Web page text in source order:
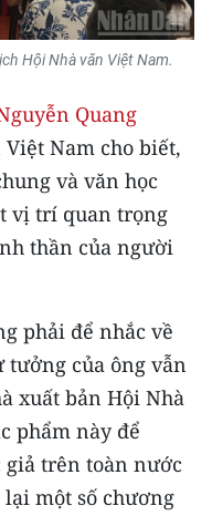
Hội Nhà văn Việt Nam.
Quang
Nam cho biết,
và văn học
vị trí quan trọng
thần của người
phải để nhắc về
tưởng của ông vẫn
xuất bản Hội Nhà
phẩm này để
giả trên toàn nước
một số chương